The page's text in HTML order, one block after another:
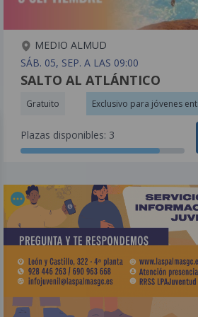
MEDIO ALMUD
SÁB. 05, SEP. A LAS 09:00
SALTO AL ATLÁNTICO
Gratuito Exclusivo para jóvenes
Plazas disponibles: 3